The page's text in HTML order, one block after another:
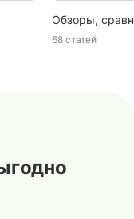
Обзоры,
68 статей